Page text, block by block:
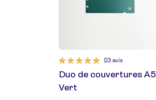
23 avis
Duo de couvertures A5
Vert